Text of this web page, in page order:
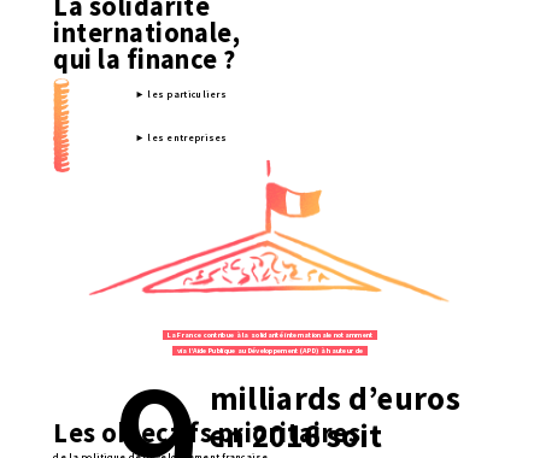
internationale,
qui la finance ?
► les particuliers
► les entreprises
l’État
La France contribue à la solidarité internationale notamment
via l’Aide Publique au Développement (APD) à hauteur de
milliards d’euros
en 2016 soit
Les objectifs prioritaires